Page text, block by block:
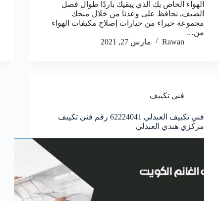
الهواء الخاص بك الذي يبقيك باردًا طوال فصل
الصيف, نحافظ على وعدنا من خلال منحك
مجموعة خبراء من خيارات إصلاح مكيفات الهواء
من…
Rawan
مارس 27, 2021
فني تكييف
فني تكييف العبدلي 62224041 رقم فني تكييف
مركزي هندي العبدلي